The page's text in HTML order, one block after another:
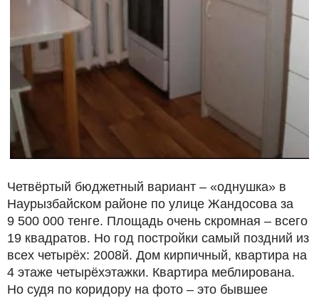
Четвёртый бюджетный вариант – «однушка» в
Наурызбайском районе по улице Жандосова за
9 500 000 тенге. Площадь очень скромная – всего
19 квадратов. Но год постройки самый поздний из
всех четырёх: 2008й. Дом кирпичный, квартира на
4 этаже четырёхэтажки. Квартира меблирована.
Но судя по коридору на фото – это бывшее